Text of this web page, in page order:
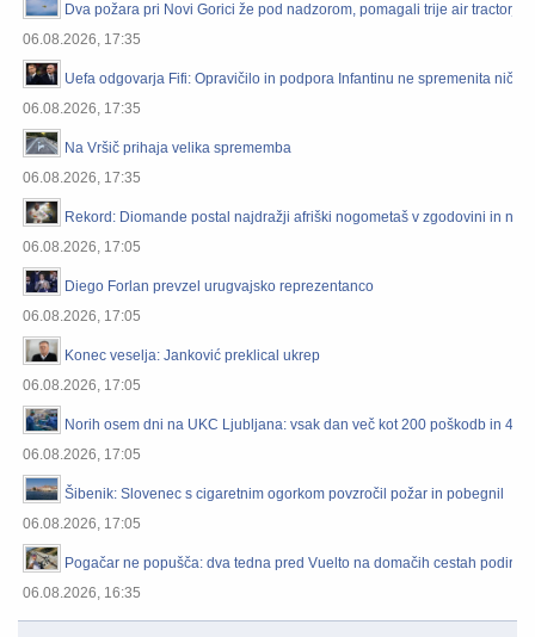
Dva požara pri Novi Gorici že pod nadzorom, pomagali trije air tractorji
06.08.2026, 17:35
Uefa odgovarja Fifi: Opravičilo in podpora Infantinu ne spremenita
06.08.2026, 17:35
Na Vršič prihaja velika sprememba
06.08.2026, 17:35
Rekord: Diomande postal najdražji afriški nogometaš v zgodovini in
06.08.2026, 17:05
Diego Forlan prevzel urugvajsko reprezentanco
06.08.2026, 17:05
Konec veselja: Janković preklical ukrep
06.08.2026, 17:05
Norih osem dni na UKC Ljubljana: vsak dan več kot 200 poškodb in 40
06.08.2026, 17:05
Šibenik: Slovenec s cigaretnim ogorkom povzročil požar in pobegnil
06.08.2026, 17:05
Pogačar ne popušča: dva tedna pred Vuelto na domačih cestah podira
06.08.2026, 16:35